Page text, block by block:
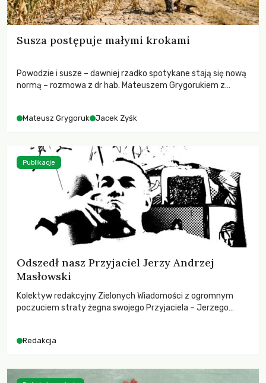
Susza postępuje małymi krokami
Powodzie i susze – dawniej rzadko spotykane stają się nową
normą – rozmowa z dr hab. Mateuszem Grygorukiem z
Mateusz Grygoruk Jacek Zyśk
Odszedł nasz Przyjaciel Jerzy Andrzej
Masłowski
Kolektyw redakcyjny Zielonych Wiadomości z ogromnym
poczuciem straty żegna swojego Przyjaciela – Jerzego
Redakcja
Publikacje